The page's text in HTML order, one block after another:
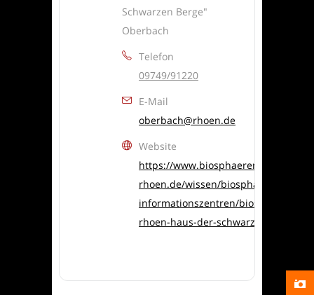
Schwarzen Berge"
Oberbach
Telefon
09749/91220
E-Mail
oberbach@rhoen.de
Website
https://www.biosphaerenreservat-
rhoen.de/wissen/biosphaeren-
informationszentren/
rhoen-haus-der-schwarzen-berge